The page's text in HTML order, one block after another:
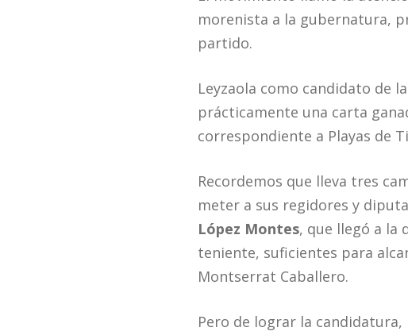
morenista a la gubernatura,
partido.
Leyzaola como candidato de
prácticamente una carta
correspondiente a Playas de
Recordemos que lleva tres
meter a sus regidores y
López Montes, que llegó a la
teniente, suficientes para
Montserrat Caballero.
Pero de lograr la